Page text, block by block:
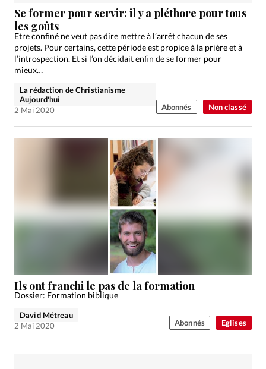
Devise:
CHF
RUBRIQUES
Tous les articles
Actualité chrétienne
Actualité internationale
Dossier
Eglises Foi
Opinions
Relations Aujourd'hui
Société
Tour du monde des Eglises
Trait d'Ixène
Non classé
Se former pour servir: il y a pléthore pour tous
les goûts
Etre confiné ne veut pas dire mettre à l’arrêt chacun de ses
projets. Pour certains, cette période est propice à la prière et à
l’introspection. Et si l’on décidait enfin de se former pour
mieux…
La rédaction de Christianisme
Aujourd'hui
2 Mai 2020
Abonnés
Eglises
Ils ont franchi le pas de la formation
Dossier: Formation biblique
David Métreau
2 Mai 2020
Abonnés